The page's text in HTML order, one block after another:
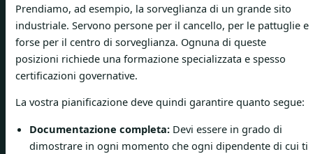
Prendiamo, ad esempio, la sorveglianza di un grande sito
industriale. Servono persone per il cancello, per le pattuglie e
forse per il centro di sorveglianza. Ognuna di queste
posizioni richiede una formazione specializzata e spesso
certificazioni governative.
La vostra pianificazione deve quindi garantire quanto segue:
Documentazione completa: Devi essere in grado di
dimostrare in ogni momento che ogni dipendente di cui ti